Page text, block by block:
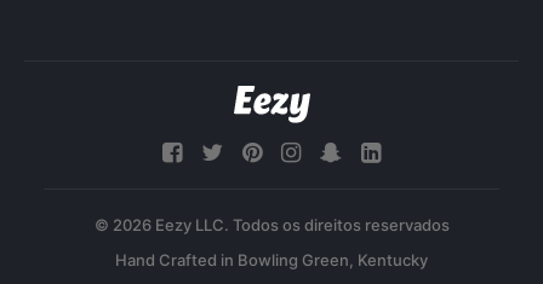
© 2026 Eezy LLC. Todos os direitos reservados